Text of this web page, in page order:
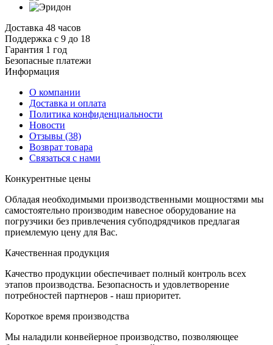
Доставка 48 часов
Поддержка с 9 до 18
Гарантия 1 год
Безопасные платежи
Информация
О компании
Доставка и оплата
Политика конфиденциальности
Новости
Отзывы (38)
Возврат товара
Связаться с нами
Конкурентные цены
Обладая необходимыми производственными мощностями мы
самостоятельно производим навесное оборудование на
погрузчики без привлечения субподрядчиков предлагая
приемлемую цену для Вас.
Качественная продукция
Качество продукции обеспечивает полный контроль всех
этапов производства. Безопасность и удовлетворение
потребностей партнеров - наш приоритет.
Короткое время производства
Мы наладили конвейерное производство, позволяющее